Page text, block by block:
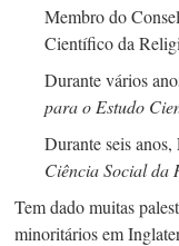
Membro do
Científico da
Durante vários
para o Estudo
Durante seis
Ciência Social da
Tem dado muitas
minoritários em